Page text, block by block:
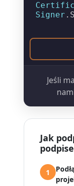
Signer .
Jeśli
Jak
1